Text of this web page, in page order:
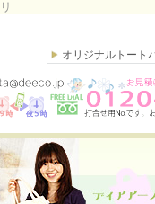
オリジナルトート